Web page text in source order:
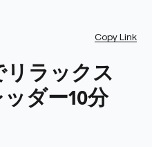
Copy Link
ラックス
ッダー10分